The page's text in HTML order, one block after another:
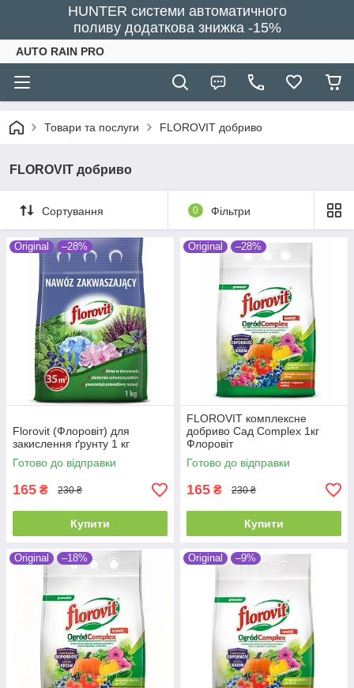
HUNTER системи автоматичного
поливу додаткова знижка -15%
AUTO RAIN PRO
Товари та послуги FLOROVIT добриво
FLOROVIT добриво
Сортування 0 Фільтри
Original –28%
Florovit (Флоровіт) для
закислення ґрунту 1 кг
Готово до відправки
165 ₴ 230 ₴
Купити
Original –28%
FLOROVIT комплексне
добриво Сад Complex 1кг
Флоровіт
Готово до відправки
165 ₴ 230 ₴
Купити
Original –18% Original –9%